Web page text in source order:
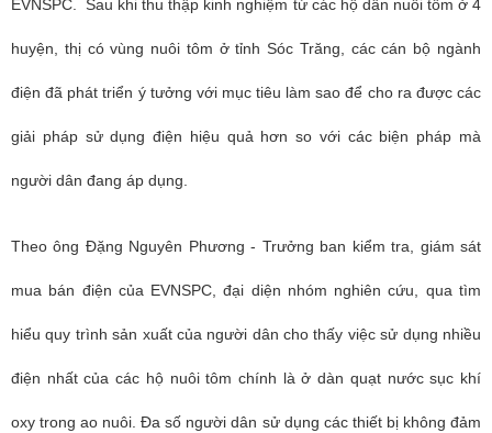
EVNSPC. Sau khi thu thập kinh nghiệm từ các hộ dân nuôi tôm ở 4
huyện, thị có vùng nuôi tôm ở tỉnh Sóc Trăng, các cán bộ ngành
điện đã phát triển ý tưởng với mục tiêu làm sao để cho ra được các
giải pháp sử dụng điện hiệu quả hơn so với các biện pháp mà
người dân đang áp dụng.
Theo ông Đặng Nguyên Phương - Trưởng ban kiểm tra, giám sát
mua bán điện của EVNSPC, đại diện nhóm nghiên cứu, qua tìm
hiểu quy trình sản xuất của người dân cho thấy việc sử dụng nhiều
điện nhất của các hộ nuôi tôm chính là ở dàn quạt nước sục khí
oxy trong ao nuôi. Đa số người dân sử dụng các thiết bị không đảm